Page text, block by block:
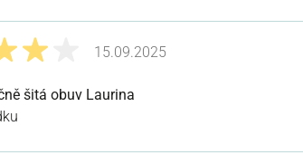
15.09.2025
šitá obuv Laurina